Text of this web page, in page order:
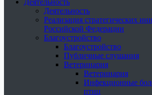
Деятельность
Деятельность
Реализация стратегических
Российской Федерации
Благоустройство
Благоустройство
Публичные слушания
Ветеринария
Ветеринария
Инфекционные
птиц